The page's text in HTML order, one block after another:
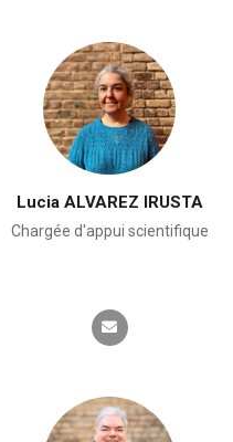
Lucia ALVAREZ IRUSTA
Chargée d'appui scientifique